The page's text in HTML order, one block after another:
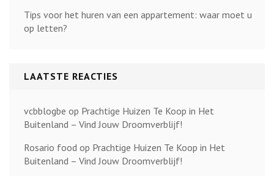
Tips voor het huren van een appartement: waar moet u
op letten?
LAATSTE REACTIES
vcbblogbe op Prachtige Huizen Te Koop in Het
Buitenland – Vind Jouw Droomverblijf!
Rosario food op Prachtige Huizen Te Koop in Het
Buitenland – Vind Jouw Droomverblijf!